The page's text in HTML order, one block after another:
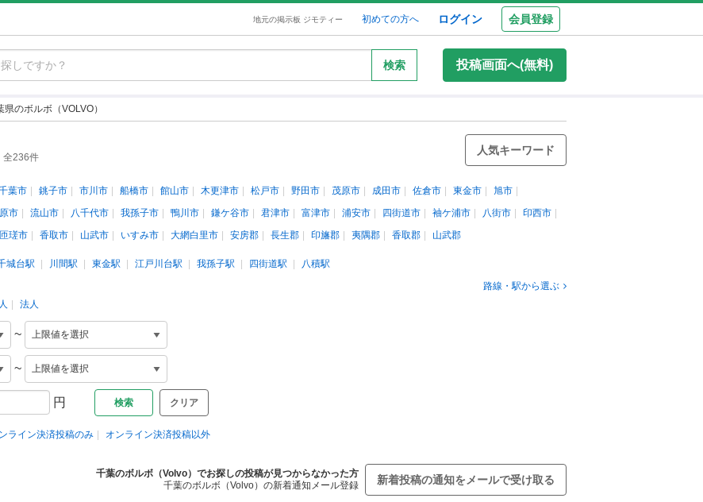
地元の掲示板 ジモティー 初めての方へ ログイン 会員登録
検索 投稿画面へ(無料)
県のボルボ（VOLVO）
全236件
人気キーワード
葉市 銚子市 市川市 船橋市 館山市 木更津市 松戸市 野田市 茂原市 成田市 佐倉市 東金市
旭市
市 流山市 八千代市 我孫子市 鴨川市 鎌ケ谷市 君津市 富津市 浦安市 四街道市 袖ケ浦市 八街市
印西市
匝瑳市 香取市 山武市 いすみ市 大網白里市 安房郡 長生郡 印旛郡 夷隅郡 香取郡 山武郡
城台駅 川間駅 東金駅 江戸川台駅 我孫子駅 四街道駅
八積駅
路線・駅から選ぶ
法人
~
~
円 クリア
ライン決済投稿のみ オンライン決済投稿以外
千葉のボルボ（Volvo）でお探しの投稿が見つからなかった方
千葉のボルボ（Volvo）の新着通知メール登録
新着投稿の通知をメールで受け取る